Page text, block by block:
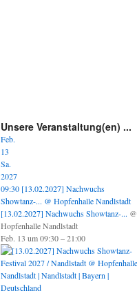
Unsere Veranstaltung(en) ...
Feb.
13
Sa.
2027
09:30 [13.02.2027] Nachwuchs
Showtanz-... @ Hopfenhalle Nandlstadt
[13.02.2027] Nachwuchs Showtanz-... @
Hopfenhalle Nandlstadt
Feb. 13 um 09:30 – 21:00